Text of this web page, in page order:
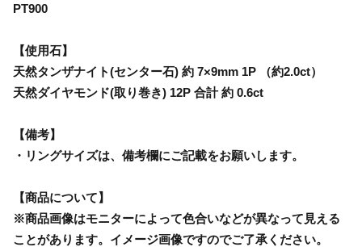
PT900
【使用石】
天然タンザナイト(センター石) 約 7×9mm 1P （約2.0ct）
天然ダイヤモンド(取り巻き) 12P 合計 約 0.6ct
【備考】
・リングサイズは、備考欄にご記載をお願いします。
【商品について】
※商品画像はモニターによって色合いなどが異なって見える
ことがあります。イメージ画像ですのでご了承ください。